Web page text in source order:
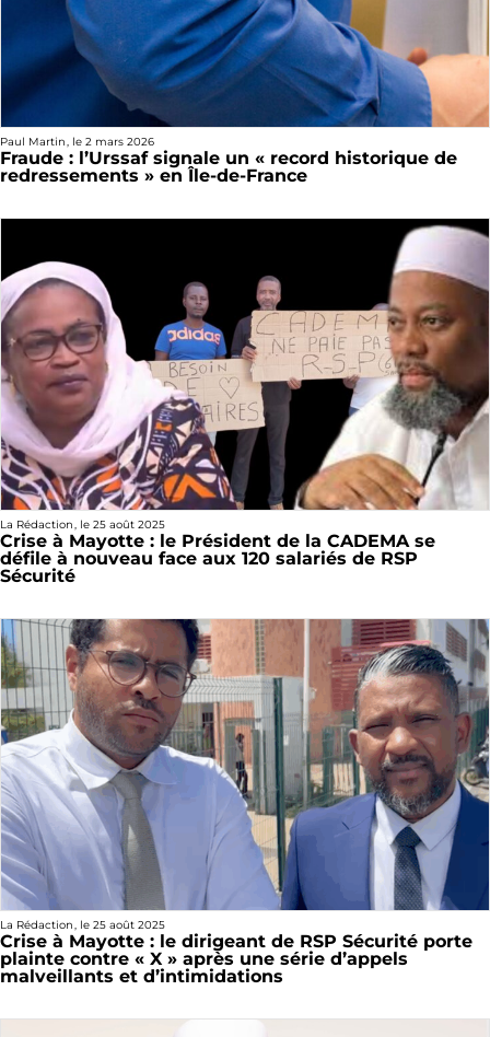
Paul Martin, le 2 mars 2026
Fraude : l’Urssaf signale un « record historique de
redressements » en Île-de-France
La Rédaction, le 25 août 2025
Crise à Mayotte : le Président de la CADEMA se
défile à nouveau face aux 120 salariés de RSP
Sécurité
La Rédaction, le 25 août 2025
Crise à Mayotte : le dirigeant de RSP Sécurité porte
plainte contre « X » après une série d’appels
malveillants et d’intimidations